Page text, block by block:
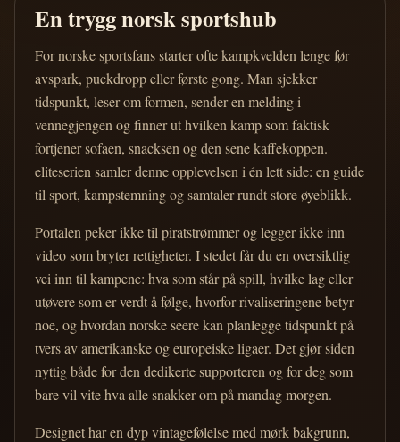
En trygg norsk sportshub
For norske sportsfans starter ofte kampkvelden lenge før
avspark, puckdropp eller første gong. Man sjekker
tidspunkt, leser om formen, sender en melding i
vennegjengen og finner ut hvilken kamp som faktisk
fortjener sofaen, snacksen og den sene kaffekoppen.
eliteserien samler denne opplevelsen i én lett side: en guide
til sport, kampstemning og samtaler rundt store øyeblikk.
Portalen peker ikke til piratstrømmer og legger ikke inn
video som bryter rettigheter. I stedet får du en oversiktlig
vei inn til kampene: hva som står på spill, hvilke lag eller
utøvere som er verdt å følge, hvorfor rivaliseringene betyr
noe, og hvordan norske seere kan planlegge tidspunkt på
tvers av amerikanske og europeiske ligaer. Det gjør siden
nyttig både for den dedikerte supporteren og for deg som
bare vil vite hva alle snakker om på mandag morgen.
Designet har en dyp vintagefølelse med mørk bakgrunn,